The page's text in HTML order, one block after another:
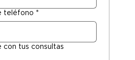
teléfono *
con tus consultas